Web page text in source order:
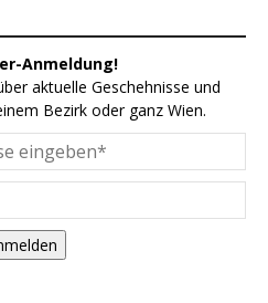
Anmeldung!
aktuelle Geschehnisse und
Bezirk oder ganz Wien.